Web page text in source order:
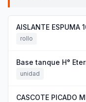
AISLANTE ESPUMA
rollo
Base tanque H°
unidad
CASCOTE PICADO